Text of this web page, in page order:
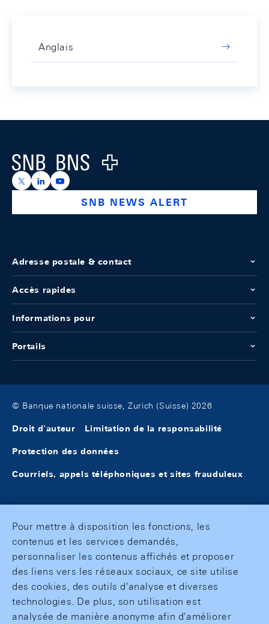
Anglais
Logo
https://x.com/snb_bns
https://ch.linkedin.com/company/swiss-national-
https://www.youtube.com/@swissnationalbank
SNB NEWS ALERT
Adresse postale & contact
Accès rapides
Informations pour
Portails
© Banque nationale suisse, Zurich (Suisse) 2026
Droit d'auteur Limitation de la responsabilité
Protection des données
Courriels, appels téléphoniques et sites frauduleux
Pour mettre à disposition les fonctions, les
contenus et les services demandés,
personnaliser les contenus affichés et proposer
des liens vers les réseaux sociaux, ce site utilise
des cookies, des outils d'analyse et diverses
technologies. De plus, son utilisation est
analysée de manière anonyme afin d'améliorer